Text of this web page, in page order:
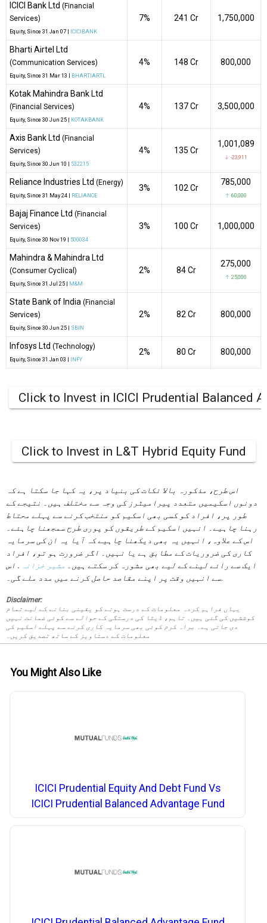
ICICI Bank Ltd (Financial
Services)
Equity, Since 31 Jan 07 | ICICIBANK
7% ₹241 Cr 1,750,000
Bharti Airtel Ltd
(Communication Services)
Equity, Since 31 Mar 13 | BHARTIARTL
4% ₹148 Cr 800,000
Kotak Mahindra Bank Ltd
(Financial Services)
Equity, Since 30 Jun 25 | KOTAKBANK
4% ₹137 Cr 3,500,000
Axis Bank Ltd (Financial
Services)
Equity, Since 30 Jun 10 | 532215
4% ₹135 Cr
1,001,089
↓ -23,911
Reliance Industries Ltd (Energy)
Equity, Since 31 May 24 | RELIANCE
3% ₹102 Cr
785,000
↑ 60,000
Bajaj Finance Ltd (Financial
Services)
Equity, Since 30 Nov 19 | 500034
3% ₹100 Cr 1,000,000
Mahindra & Mahindra Ltd
(Consumer Cyclical)
Equity, Since 31 Jul 25 | M&M
2% ₹84 Cr
275,000
↑ 25,000
State Bank of India (Financial
Services)
Equity, Since 30 Jun 25 | SBIN
2% ₹82 Cr 800,000
Infosys Ltd (Technology)
Equity, Since 31 Jan 03 | INFY
2% ₹80 Cr 800,000
Click to Invest in ICICI Prudential Balanced
Click to Invest in L&T Hybrid Equity Fund
اس طرح، مذکورہ بالا نکات کی بنیاد پر، یہ کہا جا سکتا ہے کہ
دونوں اسکیمیں متعدد پیرامیٹرز کی وجہ سے مختلف ہیں۔ نتیجے کے
طور پر، افراد کو کسی بھی اسکیم کو منتخب کرنے سے پہلے محتاط
رہنا چاہیے۔ انہیں اسکیم کے طریقوں کو پوری طرح سمجھنا چاہئے۔
اس کے علاوہ، انہیں یہ بھی دیکھنا چاہیے کہ آیا یہ ان کی سرمایہ
کاری کی ضروریات کے مطابق ہے یا نہیں۔ اگر ضرورت ہو تو، افراد
ایک سے رائے لینے کے لیے بھی مشورہ کر سکتے ہیں۔
مشیر خزانہ
. اس
سے انہیں وقت پر اپنے مقاصد حاصل کرنے میں مدد ملے گی۔
Disclaimer:
یہاں فراہم کردہ معلومات کے درست ہونے کو یقینی بنانے کے لیے تمام
کوششیں کی گئی ہیں۔ تاہم، ڈیٹا کی درستگی کے حوالے سے کوئی ضمانت نہیں
دی جاتی ہے۔ براہ کرم کوئی بھی سرمایہ کاری کرنے سے پہلے اسکیم کی
معلومات کے دستاویز کے ساتھ تصدیق کریں۔
You Might Also Like
ICICI Prudential Equity And Debt Fund Vs
ICICI Prudential Balanced Advantage Fund